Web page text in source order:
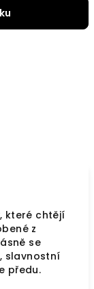
které chtějí
z
se
slavnostní
předu.